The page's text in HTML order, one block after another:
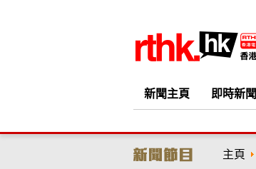
新聞主頁 即時新聞
主頁